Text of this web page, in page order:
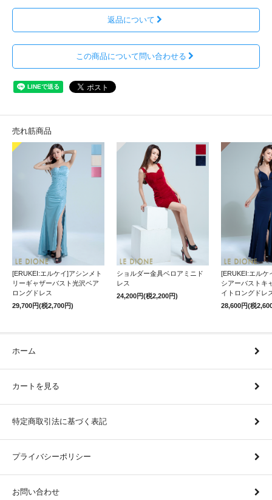
返品について
この商品について問い合わせる
売れ筋商品
[ERUKEI:エルケイ]アシンメト
リーギャザーバスト光沢ベア
ロングドレス
29,700円(税2,700円)
ショルダー金具ベロアミニド
レス
24,200円(税2,200円)
[ERUKEI:エルケ
シアーバストキ
イトロングドレ
28,600円(税
ホーム
カートを見る
特定商取引法に基づく表記
プライバシーポリシー
お問い合わせ